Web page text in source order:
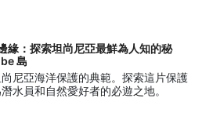
緣：探索坦尚尼亞最鮮為人知的秘
島
尼亞海洋保護的典範。探索這片保護
水員和自然愛好者的必遊之地。